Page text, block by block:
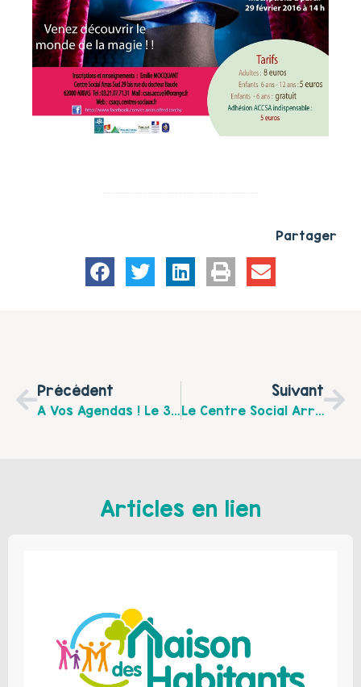
Partager
Précédent
A Vos Agendas ! Le 3 Juin 2016, Colloque "En Chemin Vers L’égalité Dès La Petite Enfance" À Lille
Suivant
Le Centre Social Arras Sud Organise Chaque Mercredi De 14h À 16h À La Maison Du Projet "A Chaque Rue Sa Bébête!!!"
Articles en lien